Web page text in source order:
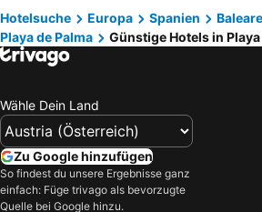
Hotel Aya
Meliá
Occidental Playa de Palma
Sol
Iberostar Waves Cristina
Grupotel Playa de Palma Suites & Spa
Palace Bonanza
THB Niagara
Hipotels Playa de Palma Palace
Hotel Amic Horizonte
Hotel Costa Azul
Hotelsuche Europa Spanien
Playa de Palma
Günstige Hotels in Playa
Wähle Dein Land
Zu Google hinzufügen
So findest du unsere Ergebnisse ganz
einfach: Füge trivago als bevorzugte
Quelle bei Google hinzu.